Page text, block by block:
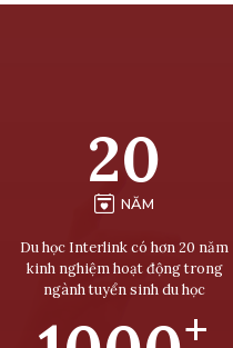
20
NĂM
Du học Interlink có hơn 20 năm
kinh nghiệm hoạt động trong
ngành tuyển sinh du học
+